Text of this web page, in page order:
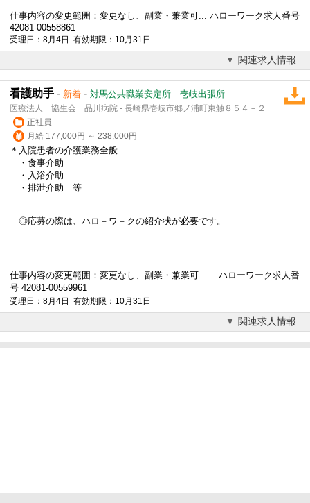
仕事内容の変更範囲：変更なし、副業・兼業可... ハローワーク求人番号
42081-00558861
受理日：8月4日 有効期限：10月31日
関連求人情報
看護助手 - 新着 - 対馬公共職業安定所 壱岐出張所
医療法人 協生会 品川病院 - 長崎県壱岐市郷ノ浦町東触８５４－２
正社員
月給 177,000円 ～ 238,000円
＊入院患者の介護業務全般
・食事介助
・入浴介助
・排泄介助 等
◎応募の際は、ハロ－ワ－クの紹介状が必要です。
仕事内容の変更範囲：変更なし、副業・兼業可 ... ハローワーク求人番
号 42081-00559961
受理日：8月4日 有効期限：10月31日
関連求人情報